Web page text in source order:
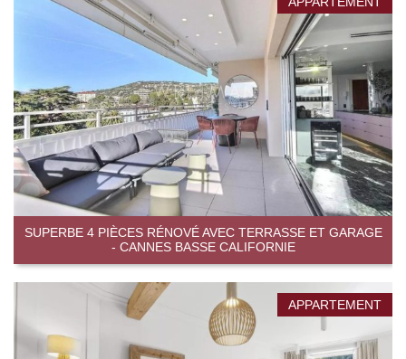
SUPERBE 4 PIÈCES RÉNOVÉ AVEC TERRASSE ET GARAGE
- CANNES BASSE CALIFORNIE
APPARTEMENT